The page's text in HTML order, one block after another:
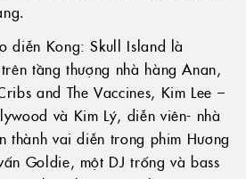
diễn Kong: Skull Island là
tầng thượng nhà hàng Anan,
and The Vaccines, Kim Lee –
và Kim Lý, diễn viên- nhà
thành vai diễn trong phim Hương
Goldie, một DJ trống và bass